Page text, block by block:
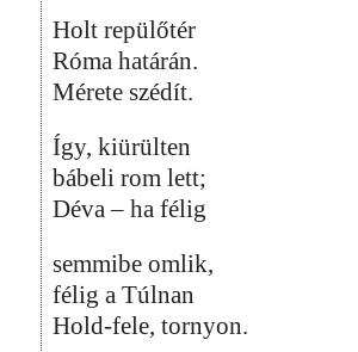
Holt repülőtér
Róma határán.
Mérete szédít.
Így, kiürülten
bábeli rom lett;
Déva – ha félig
semmibe omlik,
félig a Túlnan
Hold-fele, tornyon.